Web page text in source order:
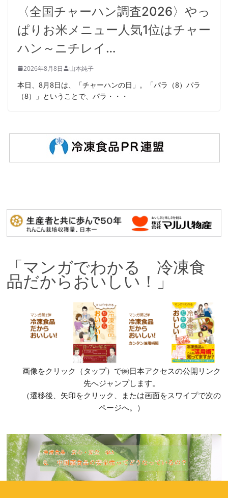
〈全国チャーハン調査2026〉やっ
ぱりお米メニュー人気1位はチャー
ハン～ニチレイ…
2026年8月8日 山本純子
本日、8月8日は、「チャーハンの日」。「パラ（8）パラ
（8）」ということで、パラ・・・
「マンガでわかる 冷凍食
品だからおいしい！」
画像をクリック（タップ）で㈱日本アクセスの公開リンク
先へジャンプします。
（遷移後、矢印をクリック、または画面をスワイプで次の
ページへ。）